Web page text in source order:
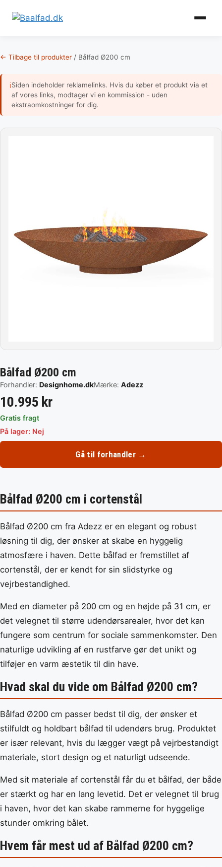
til
← Tilbage til produkter / Bålfad Ø200 cm
ℹSiden indeholder reklamelinks. Hvis du køber et produkt via et
af vores links, modtager vi en kommission - uden
ekstraomkostninger for dig.
Bålfad Ø200 cm
Forhandler: Designhome.dkMærke: Adezz
10.995 kr
Gratis fragt
På lager: Nej
Gå til forhandler →
Bålfad Ø200 cm i cortenstål
Bålfad Ø200 cm fra Adezz er en elegant og robust
løsning til dig, der ønsker at skabe en hyggelig
atmosfære i haven. Dette bålfad er fremstillet af
cortenstål, der er kendt for sin slidstyrke og
vejrbestandighed.
Med en diameter på 200 cm og en højde på 31 cm, er
det velegnet til større udendørsarealer, hvor det kan
fungere som centrum for sociale sammenkomster. Den
naturlige udvikling af en rustfarve gør det unikt og
tilføjer en varm æstetik til din have.
Hvad skal du vide om Bålfad Ø200 cm?
Bålfad Ø200 cm passer bedst til dig, der ønsker et
stilfuldt og holdbart bålfad til udendørs brug. Produktet
er især relevant, hvis du lægger vægt på vejrbestandigt
materiale, stort design og et naturligt udseende.
Med sit materiale af cortenstål får du et bålfad, der både
er stærkt og har en lang levetid. Det er velegnet til brug
i haven, hvor det kan skabe rammerne for hyggelige
stunder omkring bålet.
Hvem får mest ud af Bålfad Ø200 cm?